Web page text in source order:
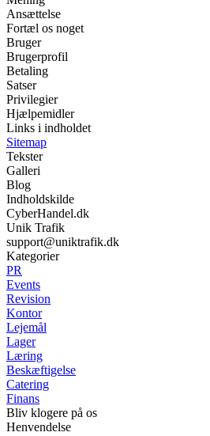
Ansættelse
Fortæl os noget
Bruger
Brugerprofil
Betaling
Satser
Privilegier
Hjælpemidler
Links i indholdet
Sitemap
Tekster
Galleri
Blog
Indholdskilde
CyberHandel.dk
Unik Trafik
support@uniktrafik.dk
Kategorier
PR
Events
Revision
Kontor
Lejemål
Lager
Læring
Beskæftigelse
Catering
Finans
Bliv klogere på os
Henvendelse